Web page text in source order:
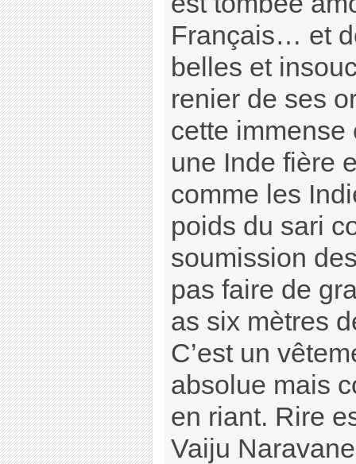
Français… et
belles et
renier de ses
cette
une Inde fière
comme les
poids du sari
soumission
pas faire de
as six mètres
C’est un
absolue mais
en riant. Rire
Vaiju